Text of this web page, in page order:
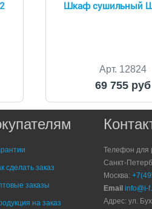
Шкаф сушильный
Арт. 12824
69 755 руб
сделать заказ
заказы
на заказ
Телефон для
Санкт-
Москва:
Email info@i-
Адрес: ул.